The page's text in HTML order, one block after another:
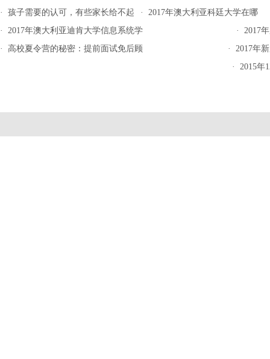
· 孩子需要的认可，有些家长给不起 · 2017年澳大利亚科廷大学在哪
· 2017
· 2017年澳大利亚迪肯大学信息系统学
· 2017年
· 高校夏令营的秘密：提前面试免后顾
· 2015年